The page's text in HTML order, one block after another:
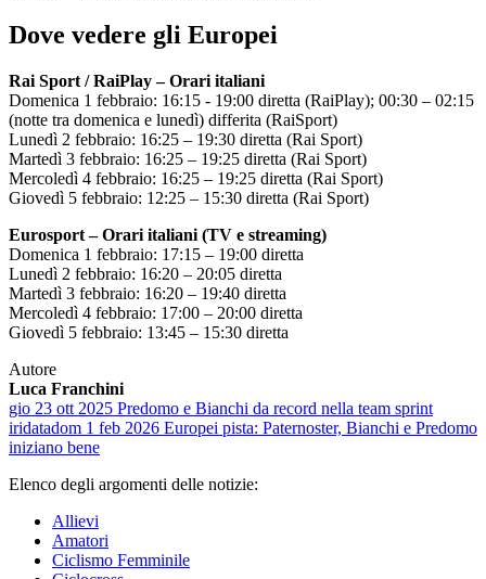
Dove vedere gli Europei
Rai Sport / RaiPlay – Orari italiani
Domenica 1 febbraio: 16:15 - 19:00 diretta (RaiPlay); 00:30 – 02:15
(notte tra domenica e lunedì) differita (RaiSport)
Lunedì 2 febbraio: 16:25 – 19:30 diretta (Rai Sport)
Martedì 3 febbraio: 16:25 – 19:25 diretta (Rai Sport)
Mercoledì 4 febbraio: 16:25 – 19:25 diretta (Rai Sport)
Giovedì 5 febbraio: 12:25 – 15:30 diretta (Rai Sport)
Eurosport – Orari italiani (TV e streaming)
Domenica 1 febbraio: 17:15 – 19:00 diretta
Lunedì 2 febbraio: 16:20 – 20:05 diretta
Martedì 3 febbraio: 16:20 – 19:40 diretta
Mercoledì 4 febbraio: 17:00 – 20:00 diretta
Giovedì 5 febbraio: 13:45 – 15:30 diretta
Autore
Luca Franchini
gio 23 ott 2025 Predomo e Bianchi da record nella team sprint
iridatadom 1 feb 2026 Europei pista: Paternoster, Bianchi e Predomo
iniziano bene
Elenco degli argomenti delle notizie:
Allievi
Amatori
Ciclismo Femminile